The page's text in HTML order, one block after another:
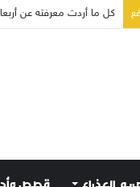
صلاة إلى مريم سلطانة